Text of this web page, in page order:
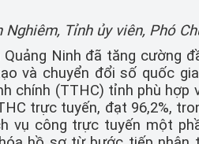
Tỉnh ủy viên, Phó
Quảng Ninh đã tăng cường
và chuyển đổi số quốc
chính (TTHC) tỉnh phù hợp
trực tuyến, đạt 96,2%,
vụ công trực tuyến một